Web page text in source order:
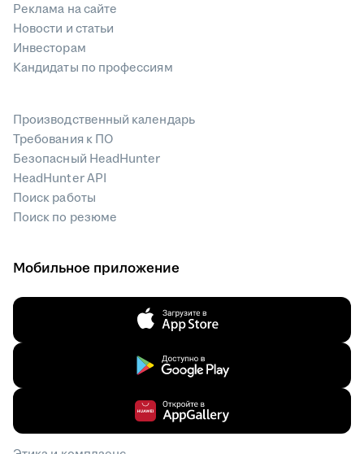
Реклама на сайте
Новости и статьи
Инвесторам
Кандидаты по профессиям
Производственный календарь
Требования к ПО
Безопасный HeadHunter
HeadHunter API
Поиск работы
Поиск по резюме
Мобильное приложение